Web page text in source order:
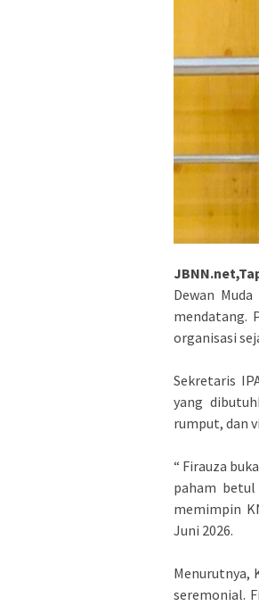
Dewan
mendatang.
organisasi
‎Sekretaris
yang
rumput, dan
‎“ Firauza
paham
memimpin
Juni 2026.
‎Menurutnya,
seremonial.